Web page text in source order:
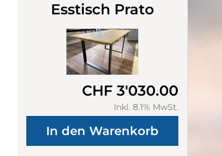
Esstisch Prato
CHF 3'030.00
Inkl. 8.1% MwSt.